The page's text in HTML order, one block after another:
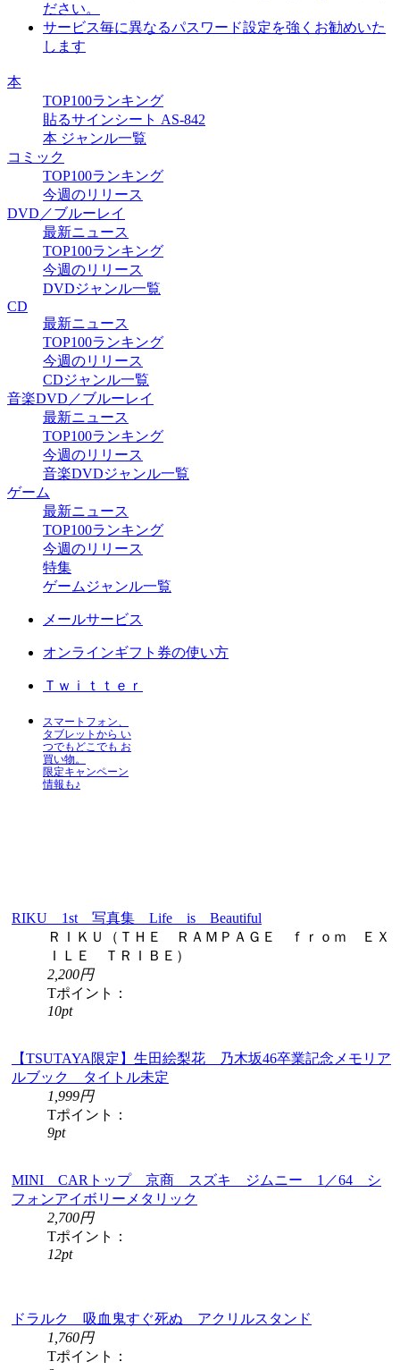
ださい。
サービス毎に異なるパスワード設定を強くお勧めいた
します
本
TOP100ランキング
貼るサインシート AS-842
本 ジャンル一覧
コミック
TOP100ランキング
今週のリリース
DVD／ブルーレイ
最新ニュース
TOP100ランキング
今週のリリース
DVDジャンル一覧
CD
最新ニュース
TOP100ランキング
今週のリリース
CDジャンル一覧
音楽DVD／ブルーレイ
最新ニュース
TOP100ランキング
今週のリリース
音楽DVDジャンル一覧
ゲーム
最新ニュース
TOP100ランキング
今週のリリース
特集
ゲームジャンル一覧
メールサービス
オンラインギフト券の使い方
Ｔｗｉｔｔｅｒ
スマートフォン、
タブレットから い
つでもどこでも お
買い物。
限定キャンペーン
情報も♪
RIKU 1st 写真集 Life is Beautiful
ＲＩＫＵ（ＴＨＥ ＲＡＭＰＡＧＥ ｆｒｏｍ ＥＸ
ＩＬＥ ＴＲＩＢＥ）
2,200円
Tポイント：
10pt
【TSUTAYA限定】生田絵梨花 乃木坂46卒業記念メモリア
ルブック タイトル未定
1,999円
Tポイント：
9pt
MINI CARトップ 京商 スズキ ジムニー 1／64 シ
フォンアイボリーメタリック
2,700円
Tポイント：
12pt
ドラルク 吸血鬼すぐ死ぬ アクリルスタンド
1,760円
Tポイント：